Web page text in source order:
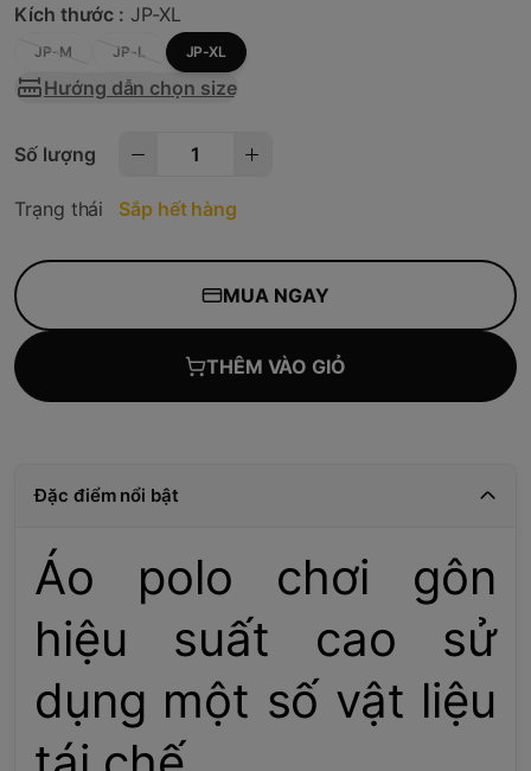
Kích thước : JP-XL
JP-M JP-L JP-XL
Hướng dẫn chọn size
Số lượng
Trạng thái Sắp hết hàng
MUA NGAY
THÊM VÀO GIỎ
Đặc điểm nổi bật
Áo polo chơi gôn
hiệu suất cao sử
dụng một số vật liệu